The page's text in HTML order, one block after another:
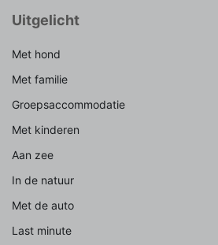
Uitgelicht
Met hond
Met familie
Groepsaccommodatie
Met kinderen
Aan zee
In de natuur
Met de auto
Last minute